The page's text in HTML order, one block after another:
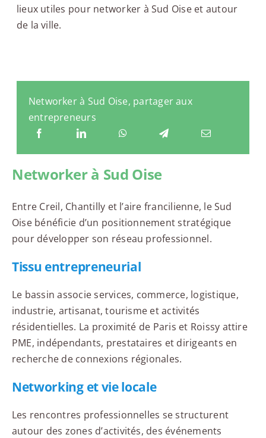
lieux utiles pour networker à Sud Oise et autour
de la ville.
Networker à Sud Oise, partager aux
entrepreneurs
Networker à Sud Oise
Entre Creil, Chantilly et l’aire francilienne, le Sud
Oise bénéficie d’un positionnement stratégique
pour développer son réseau professionnel.
Tissu entrepreneurial
Le bassin associe services, commerce, logistique,
industrie, artisanat, tourisme et activités
résidentielles. La proximité de Paris et Roissy attire
PME, indépendants, prestataires et dirigeants en
recherche de connexions régionales.
Networking et vie locale
Les rencontres professionnelles se structurent
autour des zones d’activités, des événements